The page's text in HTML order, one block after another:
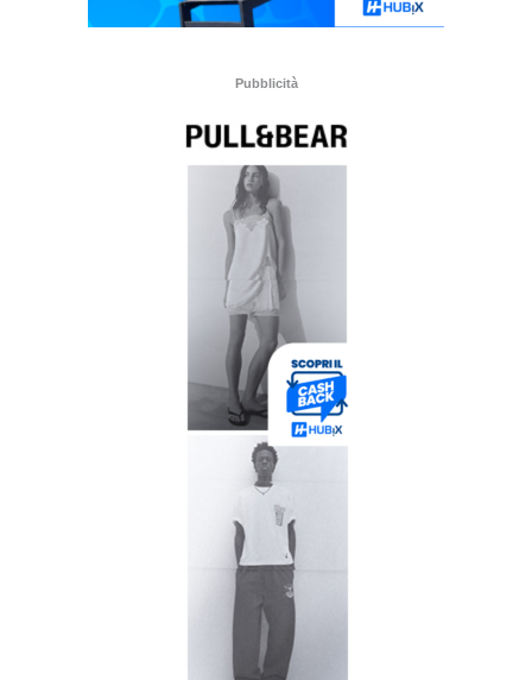
Pubblicità